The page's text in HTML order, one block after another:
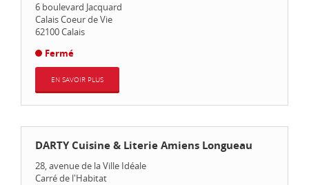
6 boulevard Jacquard
Calais Coeur de Vie
62100Calais
Fermé
EN SAVOIR PLUS
DARTY Cuisine & Literie Amiens Longueau
28, avenue de la Ville Idéale
Carré de l'Habitat